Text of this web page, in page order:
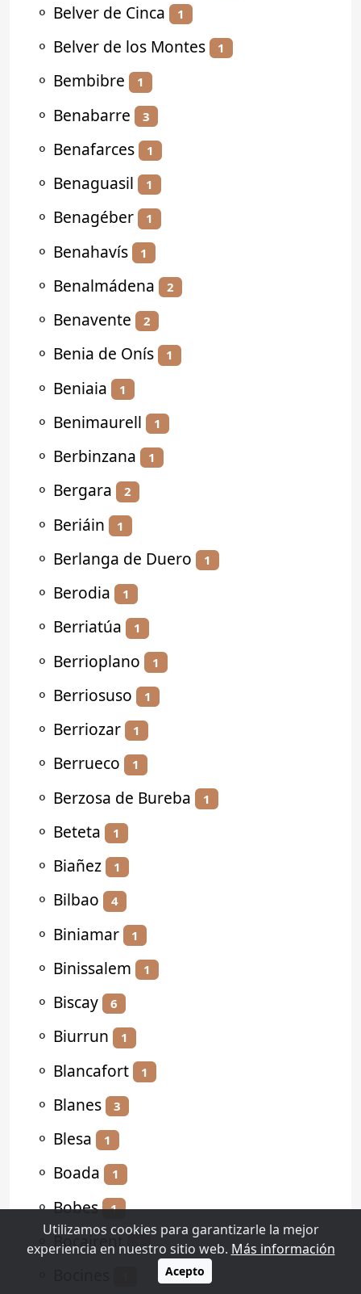
⚬ Belver de Cinca 1
⚬ Belver de los Montes 1
⚬ Bembibre 1
⚬ Benabarre 3
⚬ Benafarces 1
⚬ Benaguasil 1
⚬ Benagéber 1
⚬ Benahavís 1
⚬ Benalmádena 2
⚬ Benavente 2
⚬ Benia de Onís 1
⚬ Beniaia 1
⚬ Benimaurell 1
⚬ Berbinzana 1
⚬ Bergara 2
⚬ Beriáin 1
⚬ Berlanga de Duero 1
⚬ Berodia 1
⚬ Berriatúa 1
⚬ Berrioplano 1
⚬ Berriosuso 1
⚬ Berriozar 1
⚬ Berrueco 1
⚬ Berzosa de Bureba 1
⚬ Beteta 1
⚬ Biañez 1
⚬ Bilbao 4
⚬ Biniamar 1
⚬ Binissalem 1
⚬ Biscay 6
⚬ Biurrun 1
⚬ Blancafort 1
⚬ Blanes 3
⚬ Blesa 1
⚬ Boada 1
⚬Bobes 1
⚬Bocairent
Utilizamos cookies para garantizarle la mejor
experiencia en nuestro sitio web. Más información
Acepto